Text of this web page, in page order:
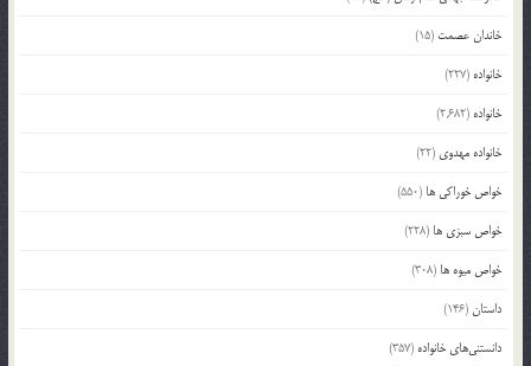
خاندان عصمت (15)
خانواده (227)
خانواده (2,682)
خانواده مهدوی (22)
خواص خوراکی ها (550)
خواص سبزی ها (228)
خواص میوه ها (308)
داستان(146)
دانستنی‌های خانواده (357)